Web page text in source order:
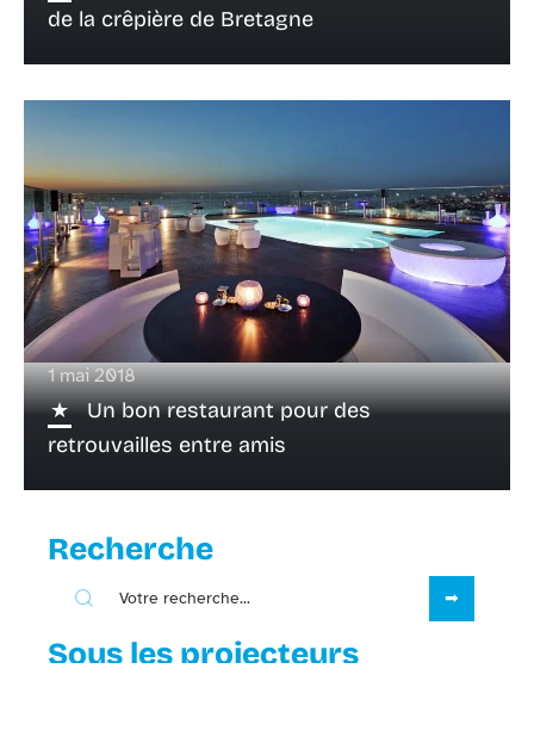
de la crêpière de Bretagne
1 mai 2018
Un bon restaurant pour des
retrouvailles entre amis
Recherche
Sous les projecteurs